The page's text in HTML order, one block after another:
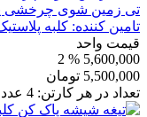
تی زمین شوی چرخشی
تامین کننده: کلبه
قیمت واحد
5,600,000
% 2
5,500,000 تومان
تعداد در هر کارتن: 4 عدد